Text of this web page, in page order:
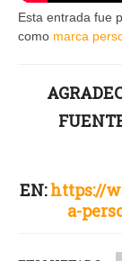
Esta entrada fue
como marca
EN:https://
a-